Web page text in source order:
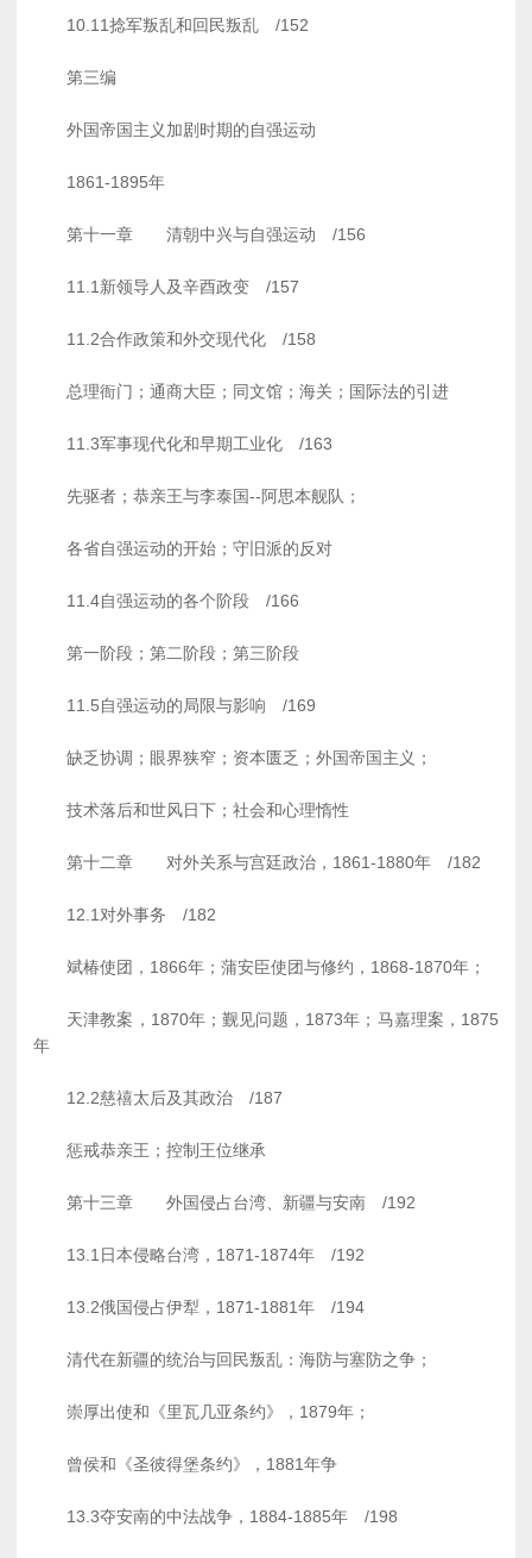
10.11捻军叛乱和回民叛乱 /152
第三编
外国帝国主义加剧时期的自强运动
1861-1895年
第十一章 清朝中兴与自强运动 /156
11.1新领导人及辛酉政变 /157
11.2合作政策和外交现代化 /158
总理衙门；通商大臣；同文馆；海关；国际法的引进
11.3军事现代化和早期工业化 /163
先驱者；恭亲王与李泰国--阿思本舰队；
各省自强运动的开始；守旧派的反对
11.4自强运动的各个阶段 /166
第一阶段；第二阶段；第三阶段
11.5自强运动的局限与影响 /169
缺乏协调；眼界狭窄；资本匮乏；外国帝国主义；
技术落后和世风日下；社会和心理惰性
第十二章 对外关系与宫廷政治，1861-1880年 /182
12.1对外事务 /182
斌椿使团，1866年；蒲安臣使团与修约，1868-1870年；
天津教案，1870年；觐见问题，1873年；马嘉理案，1875
年
12.2慈禧太后及其政治 /187
惩戒恭亲王；控制王位继承
第十三章 外国侵占台湾、新疆与安南 /192
13.1日本侵略台湾，1871-1874年 /192
13.2俄国侵占伊犁，1871-1881年 /194
清代在新疆的统治与回民叛乱：海防与塞防之争；
崇厚出使和《里瓦几亚条约》，1879年；
曾侯和《圣彼得堡条约》，1881年争
13.3夺安南的中法战争，1884-1885年 /198